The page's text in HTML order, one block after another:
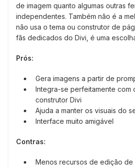
de imagem quanto algumas outras
independentes. Também não é a
não usa o tema ou construtor de
fãs dedicados do Divi, é uma
Prós:
Gera imagens a partir de
Integra-se perfeitamente com
construtor Divi
Ajuda a manter os visuais do
Interface muito amigável
Contras:
Menos recursos de edição de